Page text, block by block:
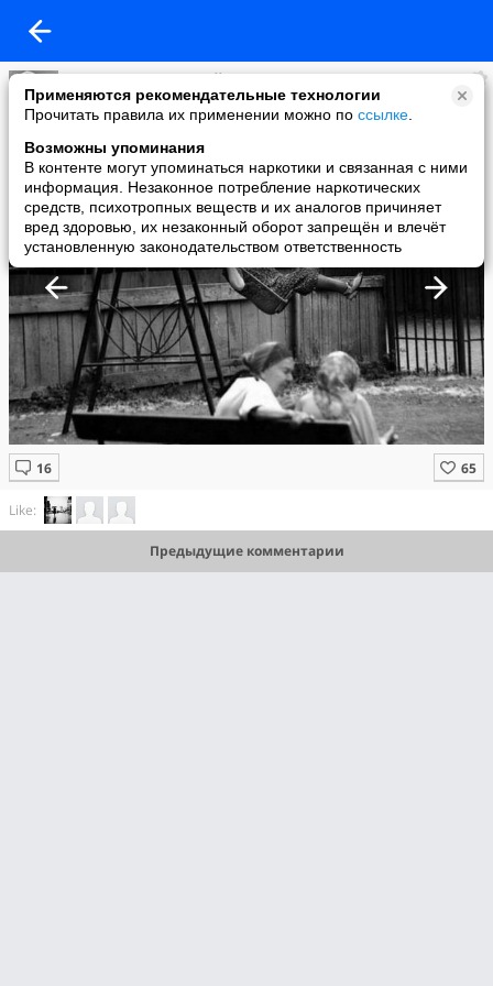
Применяются рекомендательные технологии
Прочитать правила их применении можно по ссылке
Возможны упоминания
В контенте могут упоминаться наркотики и связанная с ними
информация. Незаконное потребление наркотических
средств, психотропных веществ и их аналогов причиняет
вред здоровью, их незаконный оборот запрещён и влечёт
установленную законодательством ответственность
Слова Великих Людей
added a photo
16 Jul в 00:31
Like:
Предыдущие комментарии